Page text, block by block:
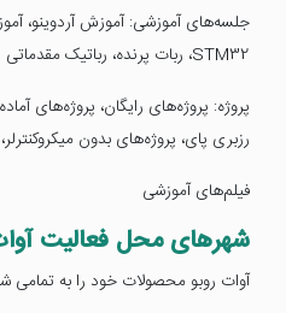
جلسه‌های آموزشی: آموزش آردوینو،
STM32، ربات پرنده، رباتیک مقدماتی
پروژه: پروژه‌های رایگان، پروژه‌های
رزبری پای، پروژه‌های بدون
فیلم‌های آموزشی
شهرهای محل فعالیت
آوات روبو محصولات خود را به تمامی